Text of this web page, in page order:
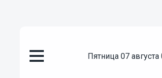
пятница 07